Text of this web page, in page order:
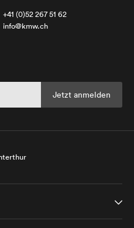
+41 (0)52 267 51 62
info@kmw.ch